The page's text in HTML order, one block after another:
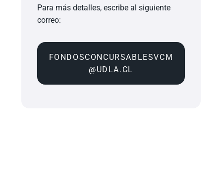
Para más detalles, escribe al siguiente
correo:
FONDOSCONCURSABLESVCM
@UDLA.CL